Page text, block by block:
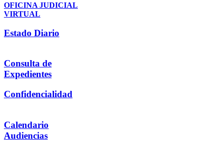
OFICINA JUDICIAL
VIRTUAL
Estado Diario
Consulta de
Expedientes
Confidencialidad
Calendario
Audiencias